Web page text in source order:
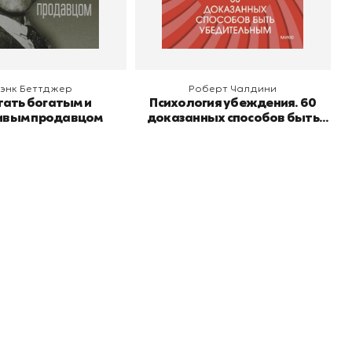
Беттджер
богатым и
продавцом
В корзину
Роберт Чалдини
Психология убеждения. 60
доказанных способов быть